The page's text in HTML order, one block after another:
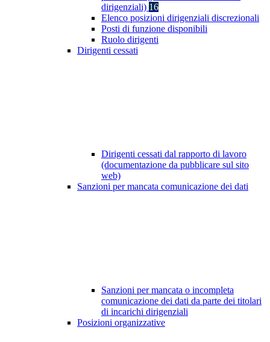
dirigenziali) 16
Elenco posizioni dirigenziali discrezionali
Posti di funzione disponibili
Ruolo dirigenti
Dirigenti cessati
Dirigenti cessati dal rapporto di lavoro
(documentazione da pubblicare sul sito
web)
Sanzioni per mancata comunicazione dei dati
Sanzioni per mancata o incompleta
comunicazione dei dati da parte dei titolari
di incarichi dirigenziali
Posizioni organizzative